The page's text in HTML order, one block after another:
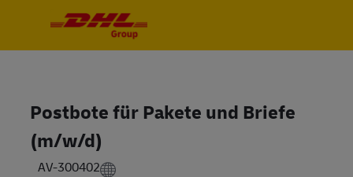
Postbote für Pakete und Briefe
(m/w/d)
AV-300402